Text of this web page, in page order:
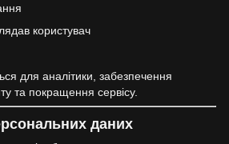
користувач
для аналітики, забезпечення
та покращення сервісу.
даних